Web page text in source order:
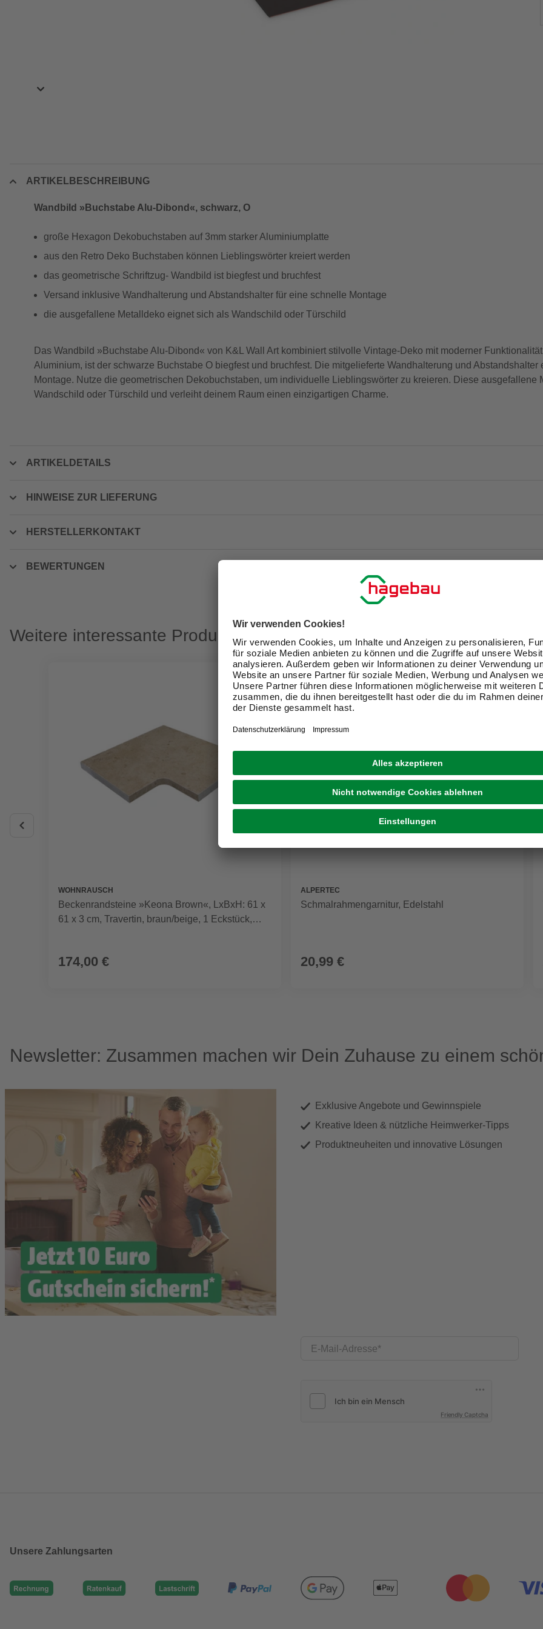
ARTIKELBESCHREIBUNG
Wandbild »Buchstabe Alu-Dibond«, schwarz, O
große Hexagon Dekobuchstaben auf 3mm starker Aluminiumplatte
aus den Retro Deko Buchstaben können Lieblingswörter kreiert werden
das geometrische Schriftzug- Wandbild ist biegfest und bruchfest
Versand inklusive Wandhalterung und Abstandshalter für eine schnelle Montage
die ausgefallene Metalldeko eignet sich als Wandschild oder Türschild
Das Wandbild »Buchstabe Alu-Dibond« von K&L Wall Art kombiniert stilvolle Vintage-Deko mit moderner
Aluminium, ist der schwarze Buchstabe O biegfest und bruchfest. Die mitgelieferte Wandhalterung und
Montage. Nutze die geometrischen Dekobuchstaben, um individuelle Lieblingswörter zu kreieren. Diese ausgefallene
Wandschild oder Türschild und verleiht deinem Raum einen einzigartigen Charme.
ARTIKELDETAILS
HINWEISE ZUR LIEFERUNG
HERSTELLERKONTAKT
BEWERTUNGEN
Weitere interessante Produkte
WOHNRAUSCH
Beckenrandsteine »Keona Brown«, LxBxH: 61 x
61 x 3 cm, Travertin, braun/beige, 1 Eckstück,
174,00 €
ALPERTEC
Schmalrahmengarnitur, Edelstahl
20,99 €
Newsletter: Zusammen machen wir Dein Zuhause zu einem
Exklusive Angebote und Gewinnspiele
Kreative Ideen & nützliche Heimwerker-Tipps
Produktneuheiten und innovative Lösungen
E-Mail-Adresse
Friendly Captcha
Unsere Zahlungsarten